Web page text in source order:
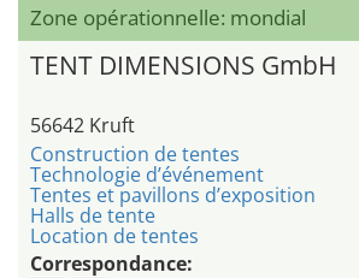
Zone opérationnelle: mondial
TENT DIMENSIONS GmbH
56642 Kruft
Construction de tentes
Technologie d’événement
Tentes et pavillons d’exposition
Halls de tente
Location de tentes
Correspondance: